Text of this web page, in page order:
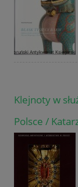
Klejnoty w
Polsce /